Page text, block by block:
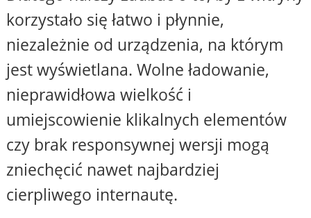
korzystało się łatwo i płynnie,
niezależnie od urządzenia, na którym
jest wyświetlana. Wolne ładowanie,
nieprawidłowa wielkość i
umiejscowienie klikalnych elementów
czy brak responsywnej wersji mogą
zniechęcić nawet najbardziej
cierpliwego internautę.